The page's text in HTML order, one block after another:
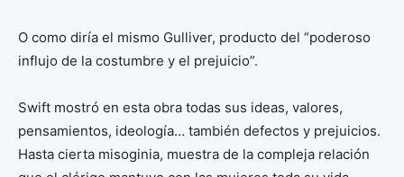
O como diría el mismo Gulliver, producto del “poderoso
influjo de la costumbre y el prejuicio”.
Swift mostró en esta obra todas sus ideas, valores,
pensamientos, ideología… también defectos y prejuicios.
Hasta cierta misoginia, muestra de la compleja relación